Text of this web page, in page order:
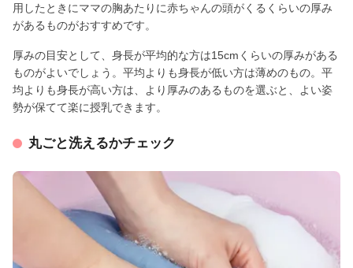
用したときにママの胸あたりに赤ちゃんの頭がくるくらいの厚み
があるものがおすすめです。
厚みの目安として、身長が平均的な方は15cmくらいの厚みがある
ものがよいでしょう。平均よりも身長が低い方は薄めのもの。平
均よりも身長が高い方は、より厚みのあるものを選ぶと、よい姿
勢が保てて楽に授乳できます。
丸ごと洗えるかチェック